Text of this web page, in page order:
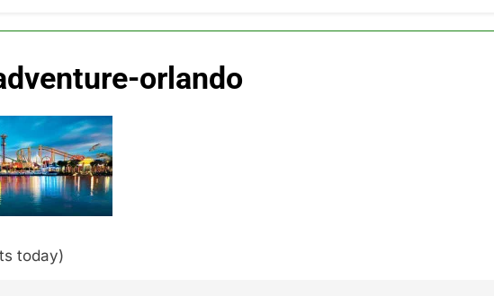
Executivo com carreira internacional, Marc Balanger assume
LATAM anuncia 42 rotas na primeira fase de operação do
Azul retoma voos diretos entre Porto Alegre e Montevidéu em
5 De Agosto De 2026
orlando
today)